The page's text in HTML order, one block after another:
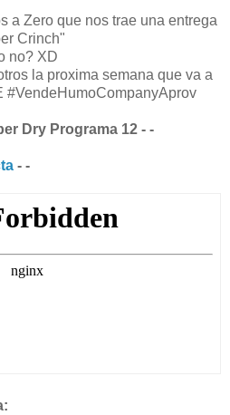
a Zero que nos trae una entrega
Crinch"
no? XD
la proxima semana que va a
#VendeHumoCompanyAprov
Dry Programa 12 - -
- -